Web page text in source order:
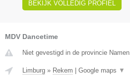
BEKIJK VOLLEDIG PROFIEL
MDV Dancetime
Niet gevestigd in de provincie Namen.
Limburg » Rekem Google maps ▼